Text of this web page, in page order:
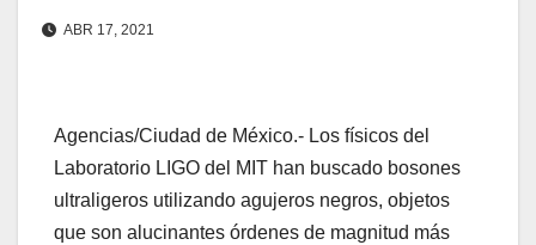
ABR 17, 2021
Agencias/Ciudad de México.- Los físicos del
Laboratorio LIGO del MIT han buscado bosones
ultraligeros utilizando agujeros negros, objetos
que son alucinantes órdenes de magnitud más